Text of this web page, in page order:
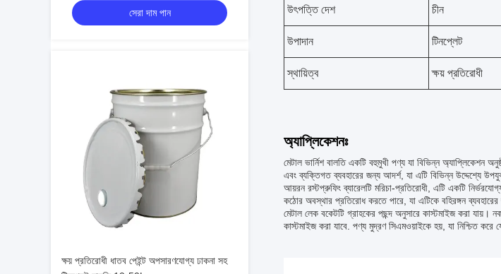
সেরা দাম পান
ক্ষয় প্রতিরোধী ধাতব পেইন্ট অপসারণযোগ্য ঢাকনা সহ
উৎপত্তি দেশ চীন
উপাদান টিনপ্লেট
স্থায়িত্ব ক্ষয় প্রতিরোধী
অ্যাপ্লিকেশনঃ
মেটাল ভার্নিশ বালতি একটি বহুমুখী পণ্য যা বিভিন্ন অ্যাপ্লিকেশন
এবং ব্যক্তিগত ব্যবহারের জন্য আদর্শ, যা এটি বিভিন্ন উদ্দেশ্যে
আয়রন রস্টপ্রুফিং ব্যারেলটি মরিচা-প্রতিরোধী, এটি একটি
কঠোর অবস্থার প্রতিরোধ করতে পারে, যা এটিকে বহিরঙ্গন
মেটাল লেক বকেটটি গ্রাহকের পছন্দ অনুসারে কাস্টমাইজ করা যায়।
কাস্টমাইজ করা যাবে. পণ্য মুদ্রণ সিএমওয়াইকে হয়, যা নিশ্চিত করে